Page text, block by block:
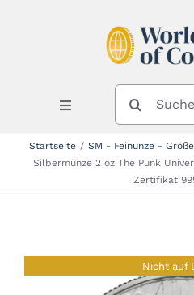
Toggle
Navigation
SUCHE
NACH:
Startseite SM - Feinunze -
Silbermünze 2 oz The Punk
Zertifikat
Nicht auf